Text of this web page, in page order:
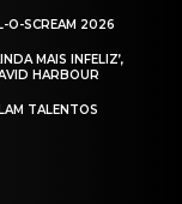
O-SCREAM 2026
MAIS INFELIZ’,
HARBOUR
TALENTOS